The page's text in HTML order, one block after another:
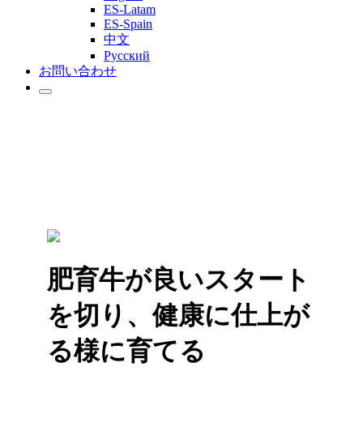
ES-Latam
ES-Spain
中文
Pусский
お問い合わせ
肥育牛が良いスタート
を切り、健康に仕上が
る様に育てる